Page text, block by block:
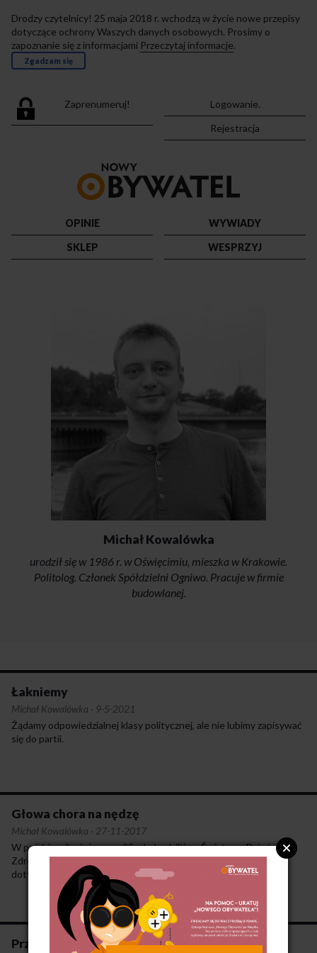
Drodzy czytelnicy! 25 maja 2018 r. wchodzą w życie nowe przepisy
dotyczące ochrony Waszych danych osobowych. Prosimy o
zapoznanie się z informacjami Przeczytaj informacje.
Zgadzam się
Zaprenumeruj!
Logowanie.
Rejestracja
strony
OPINIE
WYWIADY
SKLEP
WESPRZYJ
Michał Kowalówka
urodził się w 1986 r. w Oświęcimiu, mieszka w Krakowie.
Politolog. Członek Spółdzielni Ogniwo. Pracuje w firmie
budowlanej.
Łakniemy
Michał Kowalówka · 9-5-2021
Żądamy odpowiedzialnej klasy politycznej, ale nie lubimy zapisywać
się do partii.
Głowa chora na nędzę
Michał Kowalówka · 27-11-2017
W październiku już po raz 25. obchodziliśmy Światowy Dzień
Zdrowia Psychicznego. Funkcjonuje cała masa stereotypów
dotyczących problemów psychicznych.
Przekażmy sobie znak niepokoju